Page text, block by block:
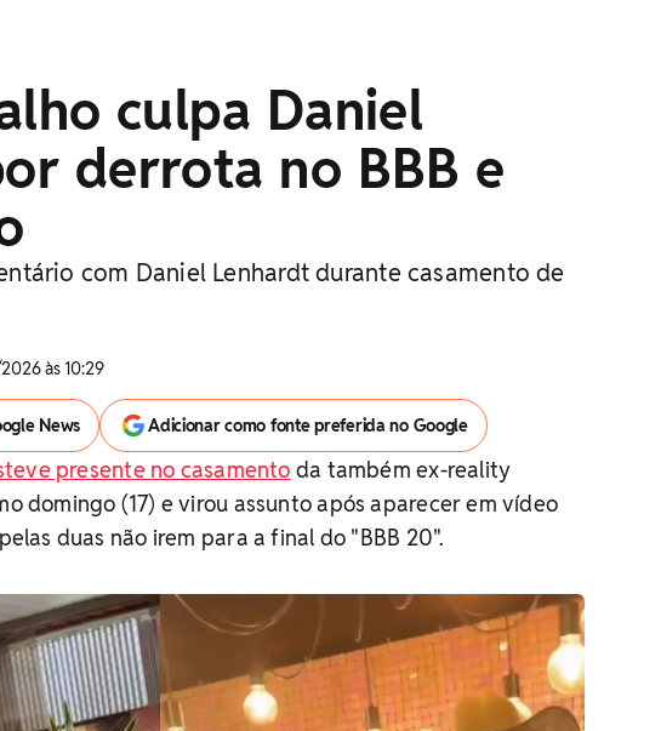
culpa Daniel
derrota no BBB e
com Daniel Lenhardt durante casamento de
às 10:29
News Adicionar como fonte preferida no Google
presente no casamento da também ex-reality
domingo (17) e virou assunto após aparecer em vídeo
duas não irem para a final do "BBB 20".